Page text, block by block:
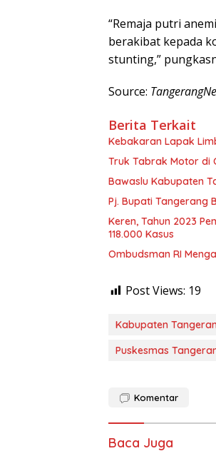
“Remaja putri
berakibat kepada
stunting,”
Source:
Berita Terkait
Kebakaran Lapak
Truk Tabrak Motor di
Bawaslu Kabupaten
Pj. Bupati Tangerang
Keren, Tahun 2023
118.000 Kasus
Ombudsman RI
Post Views: 19
Kabupaten
Puskesmas
Komentar
Baca Juga